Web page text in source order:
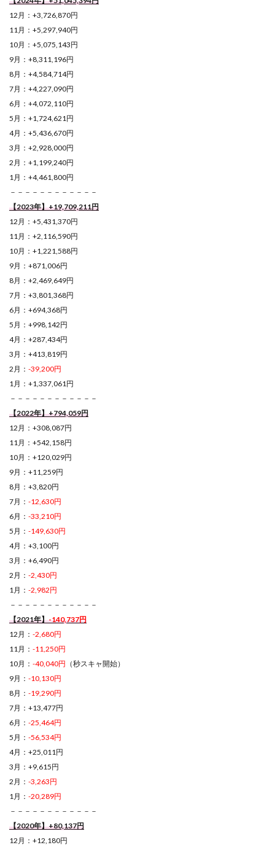
12月：+3,726,870円
11月：+5,297,940円
10月：+5,075,143円
9月：+8,311,196円
8月：+4,584,714円
7月：+4,227,090円
6月：+4,072,110円
5月：+1,724,621円
4月：+5,436,670円
3月：+2,928,000円
2月：+1,199,240円
1月：+4,461,800円
－－－－－－－－－－－－
【2023年】+19,709,211円
12月：+5,431,370円
11月：+2,116,590円
10月：+1,221,588円
9月：+871,006円
8月：+2,469,649円
7月：+3,801,368円
6月：+694,368円
5月：+998,142円
4月：+287,434円
3月：+413,819円
2月： -39,200円
1月：+1,337,061円
－－－－－－－－－－－－
【2022年】+794,059円
12月：+308,087円
11月：+542,158円
10月：+120,029円
9月：+11,259円
8月：+3,820円
7月： -12,630円
6月： -33,210円
5月： -149,630円
4月：+3,100円
3月：+6,490円
2月： -2,430円
1月： -2,982円
－－－－－－－－－－－－
【2021年】-140,737円
12月： -2,680円
11月： -11,250円
10月： -40,040円 （秒スキャ開始）
9月： -10,130円
8月： -19,290円
7月：+13,477円
6月： -25,464円
5月： -56,534円
4月：+25,011円
3月：+9,615円
2月： -3,263円
1月： -20,289円
－－－－－－－－－－－－
【2020年】+80,137円
12月：+12,180円